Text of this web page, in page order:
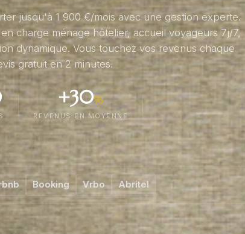
jusqu'à 1 900 €/mois avec une gestion experte.
charge ménage hôtelier, accueil voyageurs 7j/7,
dynamique. Vous touchez vos revenus chaque
gratuit en 2 minutes.
+30%
REVENUS EN MOYENNE
Booking Vrbo Abritel